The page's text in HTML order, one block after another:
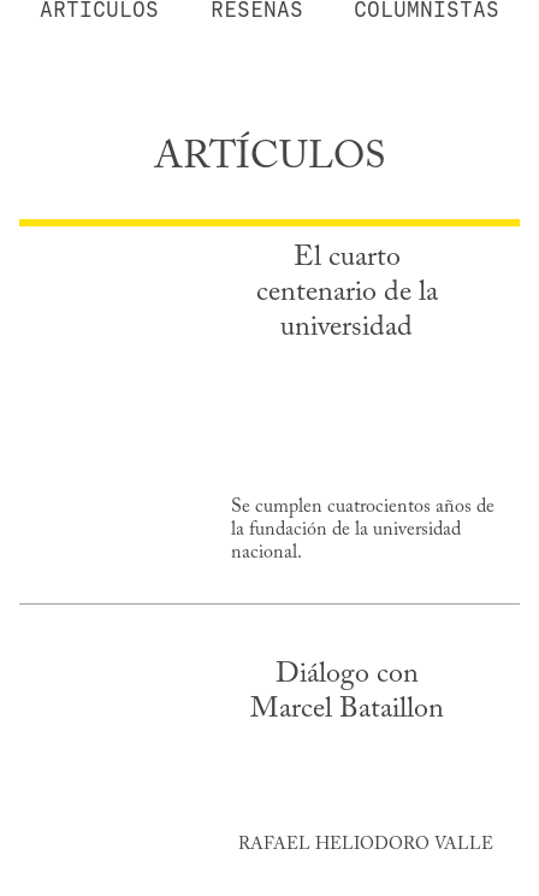
ARTÍCULOS RESEÑAS COLUMNISTAS
ARTÍCULOS
El cuarto
centenario de la
universidad
Se cumplen cuatrocientos años de
la fundación de la universidad
nacional.
Diálogo con
Marcel Bataillon
RAFAEL HELIODORO VALLE